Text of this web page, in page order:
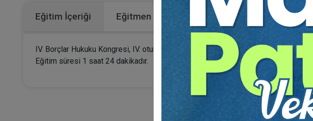
Eğitim İçeriği Eğitmen
IV. Borçlar Hukuku Kongresi, IV. oturumunun video kaydıdır.
Eğitim süresi 1 saat 24 dakikadır.